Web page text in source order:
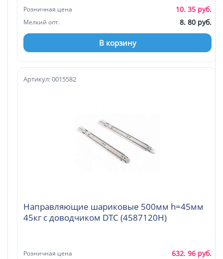
Розничная цена 10. 35 руб.
Мелкий опт. 8. 80 руб.
В корзину
Направляющие шариковые 500мм h=45мм
45кг с доводчиком DTC (4587120H)
Артикул: 0015582
Розничная цена 632. 96 руб.